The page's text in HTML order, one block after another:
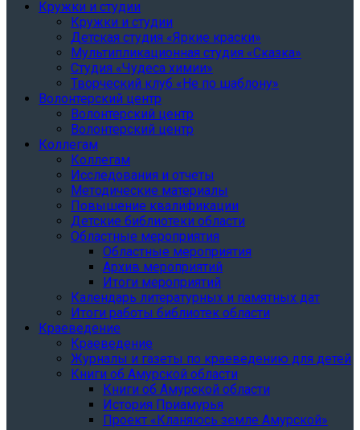
Кружки и студии
Кружки и студии
Детская студия «Яркие краски»
Мультипликационная студия «Сказка»
Студия «Чудеса химии»
Творческий клуб «Не по шаблону»
Волонтерский центр
Волонтерский центр
Волонтерский центр
Коллегам
Коллегам
Исследования и отчеты
Методические материалы
Повышение квалификации
Детские библиотеки области
Областные мероприятия
Областные мероприятия
Архив мероприятий
Итоги мероприятий
Календарь литературных и памятных дат
Итоги работы библиотек области
Краеведение
Краеведение
Журналы и газеты по краеведению для детей
Книги об Амурской области
Книги об Амурской области
История Приамурья
Проект «Кланяюсь земле Амурской»